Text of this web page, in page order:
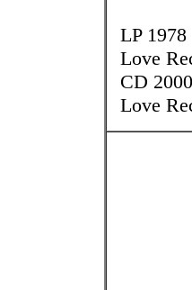
LP 1978
Love
CD 2000
Love